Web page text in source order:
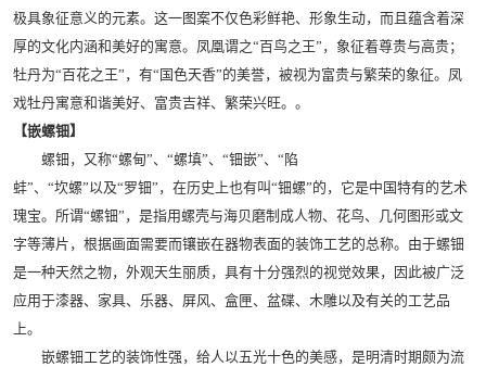
极具象征意义的元素。这一图案不仅色彩鲜艳、形象生动，而且蕴含着深
厚的文化内涵和美好的寓意。凤凰谓之“百鸟之王”，象征着尊贵与高贵；
牡丹为“百花之王”，有“国色天香”的美誉，被视为富贵与繁荣的象征。凤
戏牡丹寓意和谐美好、富贵吉祥、繁荣兴旺。。
【嵌螺钿】
螺钿，又称“螺甸”、“螺填”、“钿嵌”、“陷
蚌”、“坎螺”以及“罗钿”，在历史上也有叫“钿螺”的，它是中国特有的艺术
瑰宝。所谓“螺钿”，是指用螺壳与海贝磨制成人物、花鸟、几何图形或文
字等薄片，根据画面需要而镶嵌在器物表面的装饰工艺的总称。由于螺钿
是一种天然之物，外观天生丽质，具有十分强烈的视觉效果，因此被广泛
应用于漆器、家具、乐器、屏风、盒匣、盆碟、木雕以及有关的工艺品
上。
嵌螺钿工艺的装饰性强，给人以五光十色的美感，是明清时期颇为流